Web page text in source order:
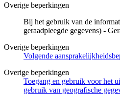
Overige beperkingen
Bij het gebruik van de
geraadpleegde gegevens) -
Overige beperkingen
Volgende
Overige beperkingen
Toegang en gebruik voor het
gebruik van geografische